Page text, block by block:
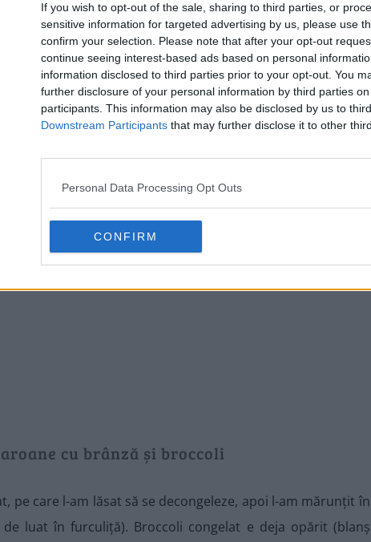
If you wish to opt-out of the sale, sharing to third parties, or
sensitive information for targeted advertising by us, please use
confirm your selection. Please note that after your opt-out
continue seeing interest-based ads based on personal
information disclosed to third parties prior to your opt-out. You
further disclosure of your personal information by third parties on
participants. This information may also be disclosed by us to
Downstream Participants that may further disclose it to other
Personal Data Processing Opt Outs
CONFIRM
gras (3,5% grăsime)
ras pe răzătoarea cu găuri mari
cu brânză și broccoli
pe care l-am lăsat să se decongeleze, apoi l-am mărunțit
luat în furculiță). Broccoli congelat e deja opărit